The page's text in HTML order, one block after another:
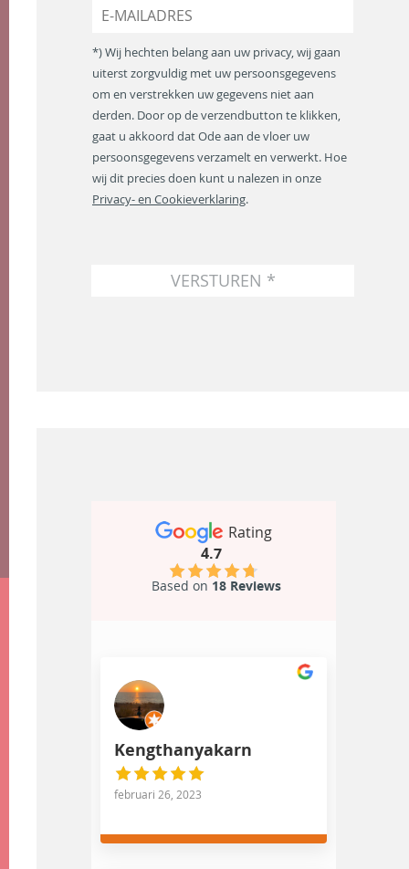
m
m
a
i
l
a
d
r
e
s
*
*) Wij hechten belang aan uw privacy, wij gaan
uiterst zorgvuldig met uw persoonsgegevens
om en verstrekken uw gegevens niet aan
derden. Door op de verzendbutton te klikken,
gaat u akkoord dat Ode aan de vloer uw
persoonsgegevens verzamelt en verwerkt. Hoe
wij dit precies doen kunt u nalezen in onze
Privacy- en Cookieverklaring.
VERSTUREN *
Rating
4.7
Based on 18 Reviews
Kengthanyakarn
februari 26, 2023